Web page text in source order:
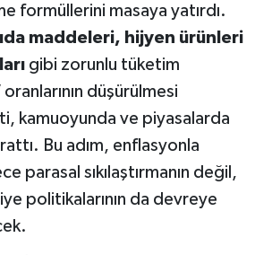
formüllerini masaya yatırdı.
maddeleri, hijyen ürünleri
gibi zorunlu tüketim
düşürülmesi
kamuoyunda ve piyasalarda
Bu adım, enflasyonla
parasal sıkılaştırmanın değil,
politikalarının da devreye